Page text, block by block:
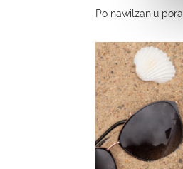
Po nawilżaniu